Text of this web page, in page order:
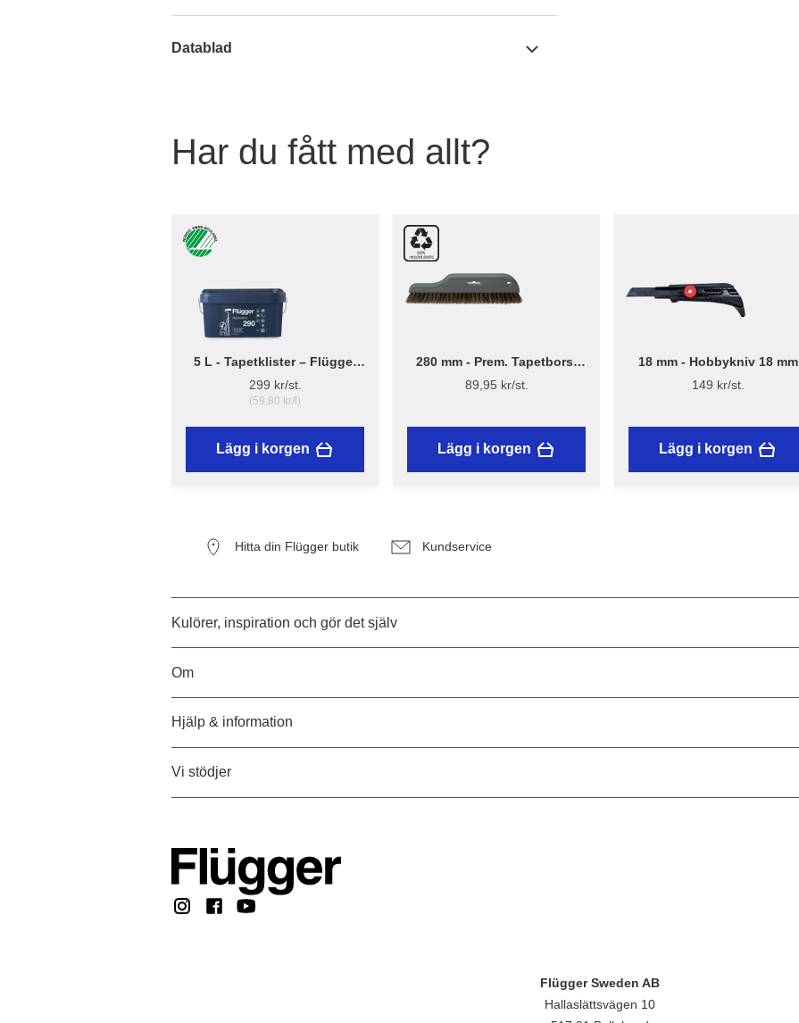
Datablad
Har du fått med allt?
5 L - Tapetklister – Flügger
Adhesive 290
299 kr/st.
(59,80 kr/l)
Lägg i korgen
280 mm - Prem. Tapetborst
3540
89,95 kr/st.
Lägg i korgen
18 mm - Hobbykniv 18 mm
med skruvlås och mattkrok.
149 kr/st.
Lägg i korgen
Hitta din Flügger butik Kundservice
Kulörer, inspiration och gör det själv
Om
Hjälp & information
Vi stödjer
Flügger Sweden AB
Hallaslättsvägen 10